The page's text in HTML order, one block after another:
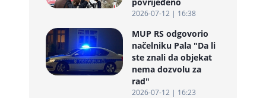
2026-07-12 | 16:38
MUP RS odgovorio
načelniku Pala "Da li
ste znali da objekat
nema dozvolu za
rad"
2026-07-12 | 16:23